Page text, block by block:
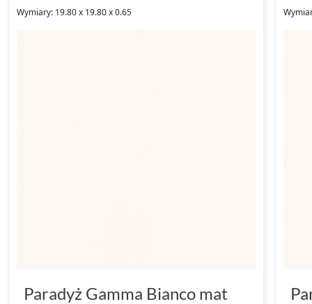
Wymiary: 19.80 x 19.80 x 0.65
Paradyż Gamma Bianco mat